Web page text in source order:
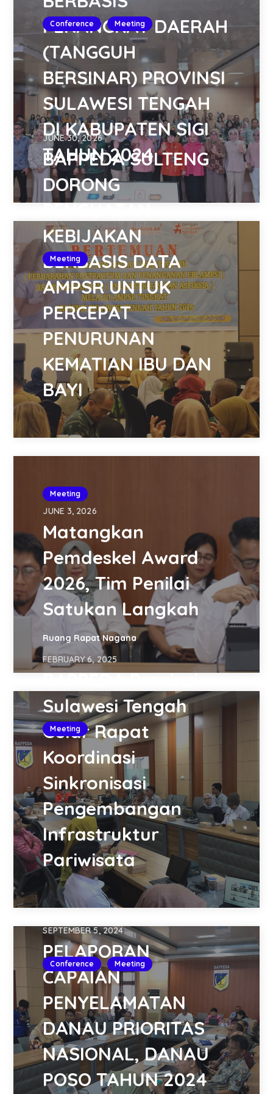
Conference Meeting
PERANGKAT DAERAH
(TANGGUH
BERSINAR) PROVINSI
SULAWESI TENGAH
DI KABUPATEN SIGI
TAHUN 2024
Meeting
JUNE 30, 2026
BAPPEDA SULTENG
DORONG
PENGUATAN
KEBIJAKAN
BERBASIS DATA
AMPSR UNTUK
PERCEPAT
PENURUNAN
KEMATIAN IBU DAN
BAYI
Meeting
JUNE 3, 2026
Matangkan
Pemdeskel Award
2026, Tim Penilai
Satukan Langkah
Ruang Rapat Nagana
Meeting
FEBRUARY 6, 2025
BAPPEDA Provinsi
Sulawesi Tengah
Gelar Rapat
Koordinasi
Sinkronisasi
Pengembangan
Infrastruktur
Pariwisata
Conference Meeting
SEPTEMBER 5, 2024
PELAPORAN
CAPAIAN
PENYELAMATAN
DANAU PRIORITAS
NASIONAL, DANAU
POSO TAHUN 2024